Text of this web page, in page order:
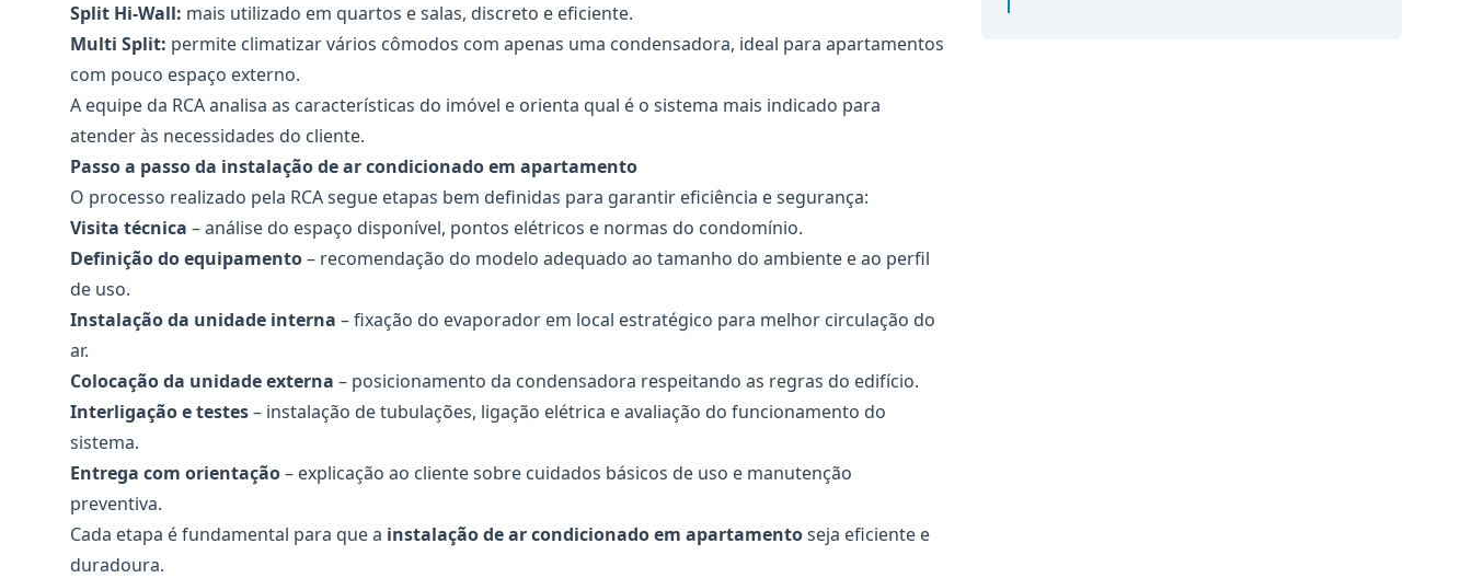
Split Hi-Wall: mais utilizado em quartos e salas, discreto e eficiente.
Multi Split: permite climatizar vários cômodos com apenas uma condensadora, ideal para apartamentos
com pouco espaço externo.
A equipe da RCA analisa as características do imóvel e orienta qual é o sistema mais indicado para
atender às necessidades do cliente.
Passo a passo da instalação de ar condicionado em apartamento
O processo realizado pela RCA segue etapas bem definidas para garantir eficiência e segurança:
Visita técnica – análise do espaço disponível, pontos elétricos e normas do condomínio.
Definição do equipamento– recomendação do modelo adequado ao tamanho do ambiente e ao perfil
de uso.
Instalação da unidade interna – fixação do evaporador em local estratégico para melhor circulação do
ar.
Colocação da unidade externa – posicionamento da condensadora respeitando as regras do edifício.
Interligação e testes– instalação de tubulações, ligação elétrica e avaliação do funcionamento do
sistema.
Entrega com orientação– explicação ao cliente sobre cuidados básicos de uso e manutenção
preventiva.
Cada etapa é fundamental para que a instalação de ar condicionado em apartamentoseja eficiente e
duradoura.